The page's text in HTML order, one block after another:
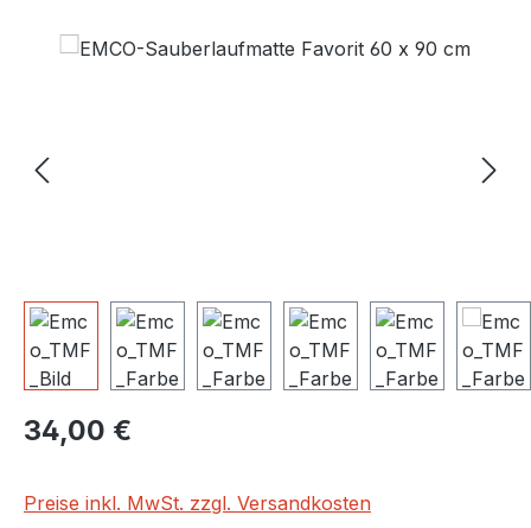
Bildergalerie überspringen
Regulärer Preis:
34,00 €
Preise inkl. MwSt. zzgl. Versandkosten